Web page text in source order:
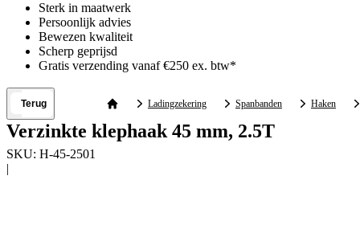
Sterk in maatwerk
Persoonlijk advies
Bewezen kwaliteit
Scherp geprijsd
Gratis verzending vanaf €250 ex. btw*
Terug Ladingzekering Spanbanden Haken
Verzinkte klephaak 45 mm, 2.5T
SKU: H-45-2501
|